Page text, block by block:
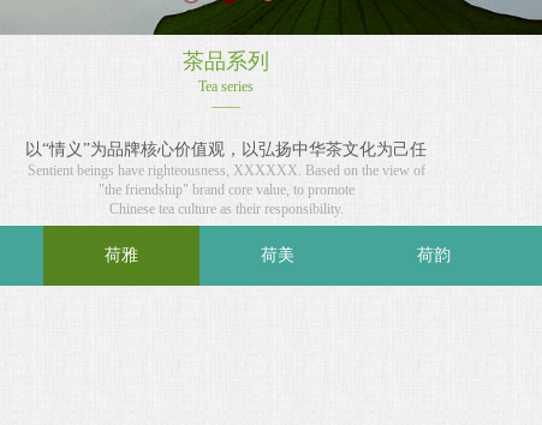
茶品系列
Tea series
——
以“情义”为品牌核心价值观，以弘扬中华茶文化为己任
Sentient beings have righteousness, XXXXXX. Based on the view of
"the friendship" brand core value, to promote
Chinese tea culture as their responsibility.
荷雅 荷美 荷韵